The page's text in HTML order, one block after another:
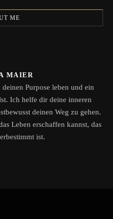
ME
MAIER
Purpose leben und ein
Ich helfe dir deine inneren
deinen Weg zu gehen.
Leben erschaffen kannst, das
ist.